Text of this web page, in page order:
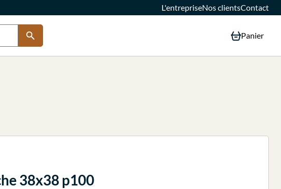
L'entrepriseNos clientsContact
Panier
38x38 p100